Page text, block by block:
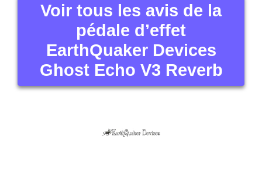
Voir tous les avis de la
pédale d’effet
EarthQuaker Devices
Ghost Echo V3 Reverb